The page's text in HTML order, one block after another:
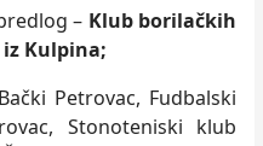
– Klub borilačkih
Kulpina;
Petrovac, Fudbalski
Stonoteniski klub